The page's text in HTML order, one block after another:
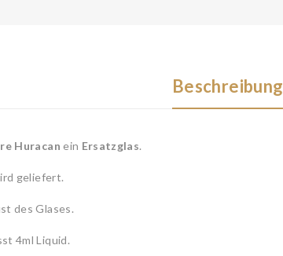
Beschreibung
Huracan ein Ersatzglas.
geliefert.
des Glases.
4ml Liquid.